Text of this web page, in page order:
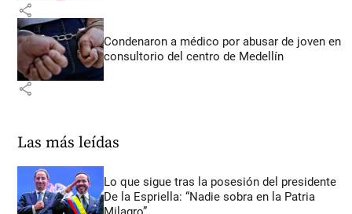
share
Condenaron a médico por abusar de joven en
consultorio del centro de Medellín
share
Las más leídas
Lo que sigue tras la posesión del presidente
De la Espriella: “Nadie sobra en la Patria